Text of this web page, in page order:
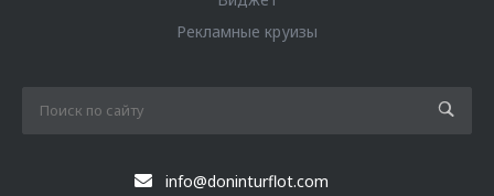
Рекламные круизы
info@doninturflot.com